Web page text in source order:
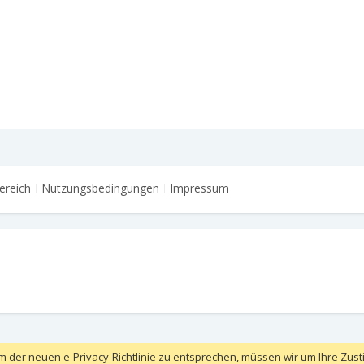
der neuen e-Privacy-Richtlinie zu entsprechen, müssen wir um Ihre
Nutzungsbedingungen Impressum